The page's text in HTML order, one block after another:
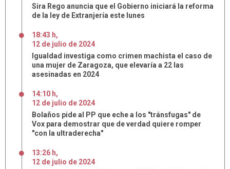
Sira Rego anuncia que el Gobierno iniciará la reforma
de la ley de Extranjería este lunes
18:43 h,
12 de julio de 2024
Igualdad investiga como crimen machista el caso de
una mujer de Zaragoza, que elevaría a 22 las
asesinadas en 2024
14:10 h,
12 de julio de 2024
Bolaños pide al PP que eche a los "tránsfugas" de
Vox para demostrar que de verdad quiere romper
"con la ultraderecha"
13:26 h,
12 de julio de 2024